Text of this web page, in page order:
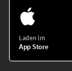
Laden im
App Store